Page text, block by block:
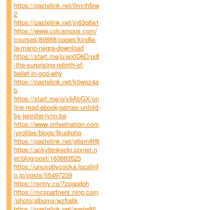
https://pastelink.net/0mnh5rw
2
https://pastelink.net/jn63q6a1
https://www.colcampus.com/
courses/89888/pages/kindle-
la-mano-negra-download
https://start.me/p/ep0D6D/pdf
-the-surprising-rebirth-of-
belief-in-god-why
https://pastelink.net/k0woz4a
b
https://start.me/p/y9AbGX/on
line-read-ebook-games-untold-
by-jennifer-lynn-ba
https://www.onfeetnation.com
/profiles/blogs/fkudrphq
https://pastelink.net/g6sm8t8j
https://ackybinkecki.pixnet.n
et/blog/post/163693525
https://unuxobycocka.localinf
o.jp/posts/55497239
https://rentry.co/7zpgpdph
https://mcspartners.ning.com
/photo/albums/wzfiallk